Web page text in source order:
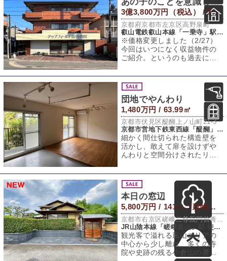
3億3,800万円（税込） / 772.57㎡（建物） 571.47㎡（敷地）
京都府京都市左京区高野泉町
叡山電鉄叡山本線「一乗寺」駅 徒歩8分
※価格変更しました（2/27）
今回はいつになく収益物件の
ご紹介。というのも過去に同
させてもらっ
団地でやんわり
1,480万円 / 63.99㎡
京都市伏見区醍醐上ノ山町21-3
京都市営地下鉄東西線「醍醐」駅 徒歩10分
細かく間仕切られた構造壁を
活かし、敢えて扉を設けずや
んわりと空間分けされたリノ
8年ほど前にリ
本日の窓辺
5,800万円 / 141㎡（建物） 229.96㎡（敷地）
JR山陰本線「嵯峨嵐山」駅 徒歩21分
観光客で溢れる嵐山エリアの
中心から少し離れ、多くの寺
院や史跡の残る小倉山の麓。